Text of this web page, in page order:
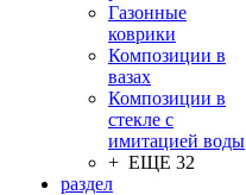
Газонные
коврики
Композиции в
вазах
Композиции в
стекле с
имитацией воды
+ ЕЩЕ 32
раздел